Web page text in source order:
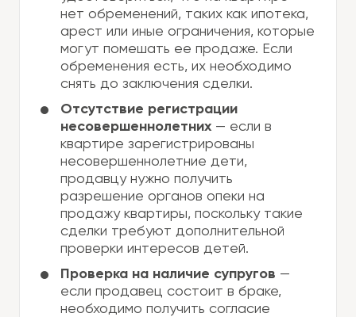
нет обременений, таких как ипотека,
арест или иные ограничения, которые
могут помешать ее продаже. Если
обременения есть, их необходимо
снять до заключения сделки.
Отсутствие регистрации
несовершеннолетних — если в
квартире зарегистрированы
несовершеннолетние дети,
продавцу нужно получить
разрешение органов опеки на
продажу квартиры, поскольку такие
сделки требуют дополнительной
проверки интересов детей.
Проверка на наличие супругов —
если продавец состоит в браке,
необходимо получить согласие